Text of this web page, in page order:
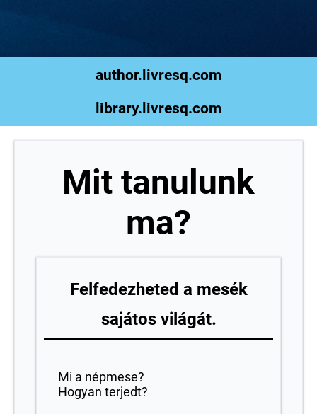
author.livresq.com
library.livresq.com
Mit tanulunk
ma?
Felfedezheted a mesék
sajátos világát.
Mi a népmese?
Hogyan terjedt?